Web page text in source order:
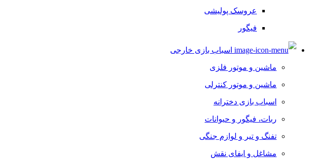
عروسک پولیشی
فیگور
ربات اسباب بازی
حیوانات و دایناسور
آویز و جاسوئیچی کودک
ست آشپزخانه
ست اتاق خواب
اسباب بازی خارجی
ماشین و موتور فلزی
ماشین و موتور کنترلی
اسباب بازی دخترانه
ربات، فیگور و حیوانات
تفنگ و تیر و لوازم جنگی
مشاغل و ایفای نقش